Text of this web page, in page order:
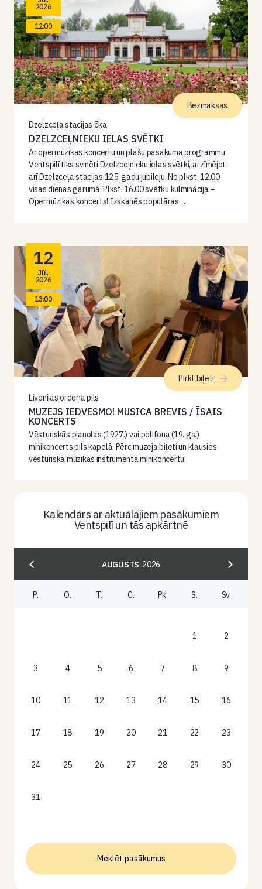
2026
12:00
Dzelzceļa stacijas ēka
DZELZCEĻNIEKU IELAS SVĒTKI
Ar opermūzikas koncertu un plašu pasākuma programmu
Ventspilī tiks svinēti Dzelzceļnieku ielas svētki, atzīmējot
arī Dzelzceļa stacijas 125. gadu jubileju. No plkst. 12.00
visas dienas garumā: Plkst. 16.00 svētku kulminācija –
Opermūzikas koncerts! Izskanēs populāras…
Bezmaksas
12
Jūl.
2026
13:00
Livonijas ordeņa pils
MUZEJS IEDVESMO! MUSICA BREVIS / ĪSAIS
KONCERTS
Vēsturiskās pianolas (1927.) vai polifona (19. gs.)
minikoncerts pils kapelā. Pērc muzeja biļeti un klausies
vēsturiska mūzikas instrumenta minikoncertu!
Pirkt biļeti
Kalendārs ar aktuālajiem pasākumiem
Ventspilī un tās apkārtnē
AUGUSTS 2026
P. O. T. C. Pk. S. Sv.
1 2
3 4 5 6 7 8 9
10 11 12 13 14 15 16
17 18 19 20 21 22 23
24 25 26 27 28 29 30
31
Meklēt pasākumus